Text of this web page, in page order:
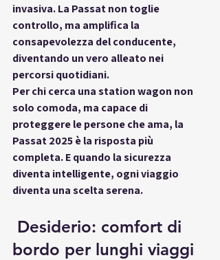
invasiva. La Passat non toglie
controllo, ma amplifica la
consapevolezza del conducente,
diventando un vero alleato nei
percorsi quotidiani.
Per chi cerca una station wagon non
solo comoda, ma capace di
proteggere le persone che ama, la
Passat 2025 è la risposta più
completa. E quando la sicurezza
diventa intelligente, ogni viaggio
diventa una scelta serena.
Desiderio: comfort di
bordo per lunghi viaggi